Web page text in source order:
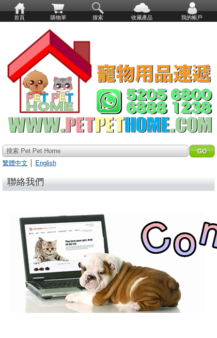
首頁 購物單 搜索 收藏產品 我的帳戶
搜索 Pet Pet Home
繁體中文
English
聯絡我們